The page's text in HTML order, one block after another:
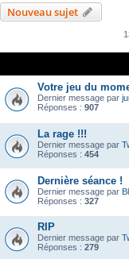
Nouveau sujet
Votre jeu du
Dernier message par
Réponses : 907
La rage !!!
Dernier message par
Réponses : 454
Dernière séance !
Dernier message par
Réponses : 327
RIP
Dernier message par
Réponses : 279